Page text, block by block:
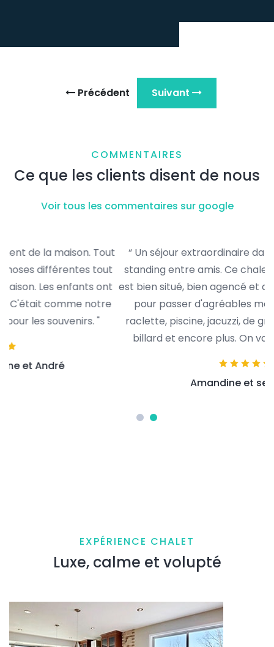
Précédent Suivant
COMMENTAIRES
Ce que les clients disent de nous
Voir tous les commentaires sur google
“ Un séjour extraordinaire dans ce chalet de haut
standing entre amis. Ce chalet a tout pour plaire, il
est bien situé, bien agencé et dispose d'équipements
pour passer d'agréables moments : appareil à
raclette, piscine, jacuzzi, de grandes chambres, un
billard et encore plus. On va revenir, c'est sûr! ”
Amandine et ses amis
EXPÉRIENCE CHALET
Luxe, calme et volupté